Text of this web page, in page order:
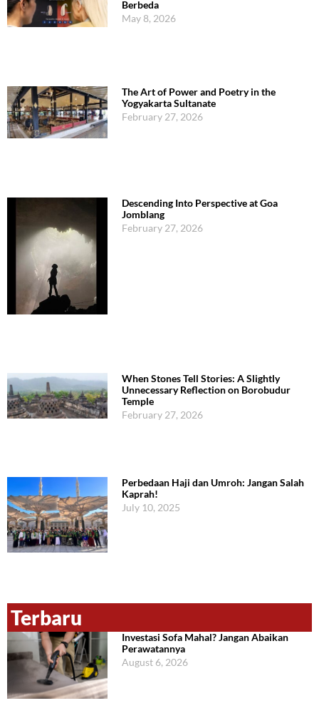
Berbeda
May 8, 2026
The Art of Power and Poetry in the
Yogyakarta Sultanate
February 27, 2026
Descending Into Perspective at Goa
Jomblang
February 27, 2026
When Stones Tell Stories: A Slightly
Unnecessary Reflection on Borobudur
Temple
February 27, 2026
Perbedaan Haji dan Umroh: Jangan Salah
Kaprah!
July 10, 2025
Terbaru
Investasi Sofa Mahal? Jangan Abaikan
Perawatannya
August 6, 2026